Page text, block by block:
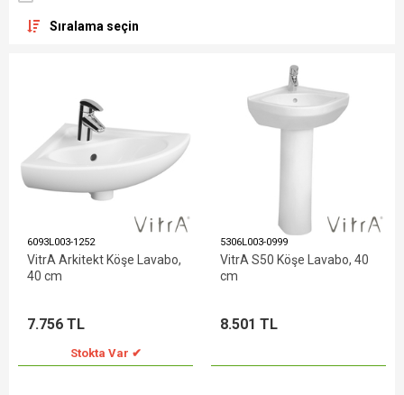
Sıralama seçin
6093L003-1252
VitrA Arkitekt Köşe Lavabo,
40 cm
7.756 TL
Stokta Var ✔
5306L003-0999
VitrA S50 Köşe Lavabo, 40
cm
8.501 TL